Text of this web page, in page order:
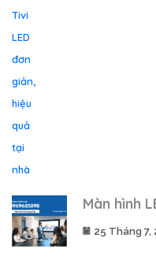
Màn hình
25 Tháng 7,